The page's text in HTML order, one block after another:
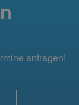
anfragen!